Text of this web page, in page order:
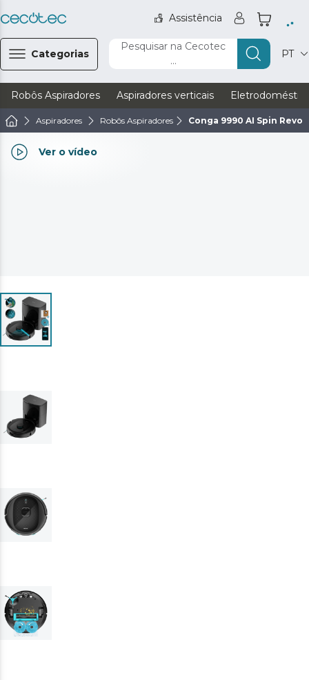
Assistência
Categorias
Pesquisar na Cecotec
...
PT
Robôs Aspiradores Aspiradores verticais
Aspiradores Robôs Aspiradores Conga 9990 AI Spin
Ver o vídeo